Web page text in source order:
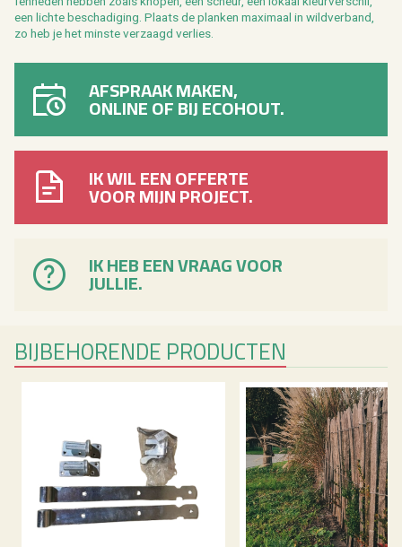
een lich­te be­scha­di­ging. Plaats de plan­ken maxi­maal in wild­ver­band,
zo heb je het min­ste ver­zaagd ver­lies.
AFSPRAAK MAKEN,
ONLINE OF BIJ ECOHOUT.
IK WIL EEN OFFERTE
VOOR MIJN PROJECT.
IK HEB EEN VRAAG VOOR
JULLIE.
BIJ­BE­HO­REN­DE PRO­DUC­TEN